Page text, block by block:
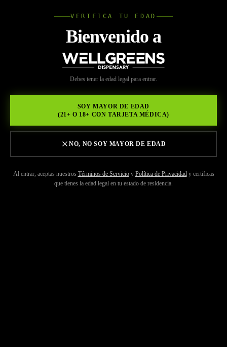
VERIFICA TU EDAD
Bienvenido a
Debes tener la edad legal para entrar.
SOY MAYOR DE EDAD
(21+ O 18+ CON TARJETA MÉDICA)
NO, NO SOY MAYOR DE EDAD
Al entrar, aceptas nuestros Términos de Servicio y Política de Privacidad y certificas
que tienes la edad legal en tu estado de residencia.
MARCAS/DROPS